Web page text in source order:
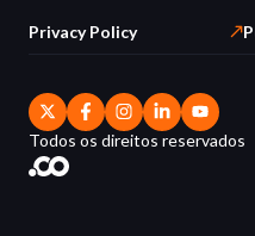
Privacy Policy
Todos os direitos reservados